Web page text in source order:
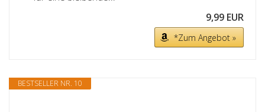
9,99 EUR
*Zum Angebot »
BESTSELLER NR. 10